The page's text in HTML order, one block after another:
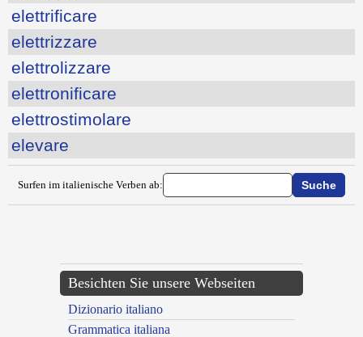
elettrificare
elettrizzare
elettrolizzare
elettronificare
elettrostimolare
elevare
Surfen im italienische Verben ab:
Besichten Sie unsere Webseiten
Dizionario italiano
Grammatica italiana